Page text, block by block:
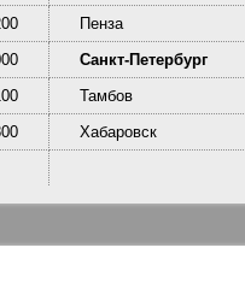
Пенза
Санкт-Петербург
Тамбов
Хабаровск